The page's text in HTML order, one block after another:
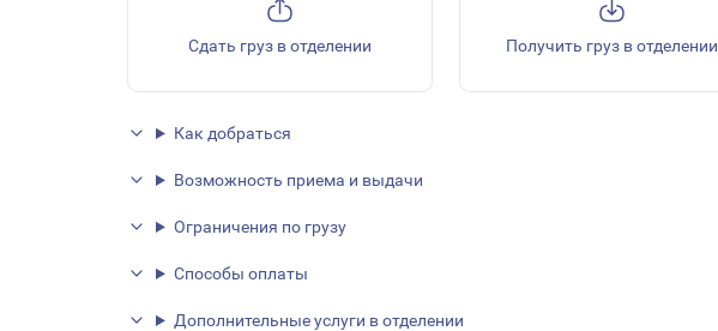
Сдать груз в отделении Получить груз в отделении
Как добраться
Возможность приема и выдачи
Ограничения по грузу
Способы оплаты
Дополнительные услуги в отделении